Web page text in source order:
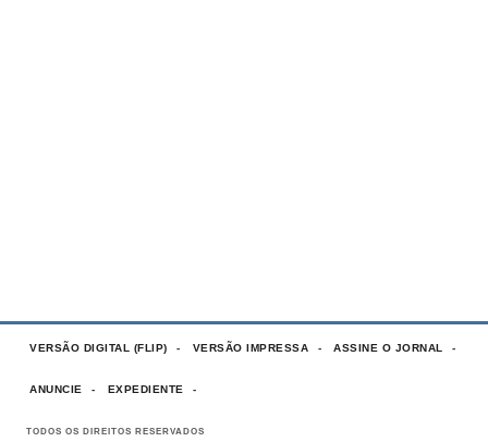
VERSÃO DIGITAL (FLIP) VERSÃO IMPRESSA ASSINE O JORNAL
ANUNCIE EXPEDIENTE
TODOS OS DIREITOS RESERVADOS